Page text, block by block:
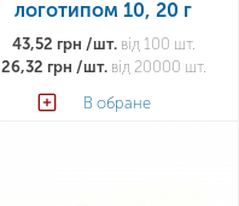
логотипом 10, 20 г
43,52 грн /шт.від 100 шт.
26,32 грн /шт.від 20000 шт.
В обране